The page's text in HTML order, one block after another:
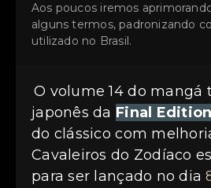
Aos poucos iremos
alguns termos, padronizando
utilizado no Brasil.
O volume 14 do mangá
japonês da Final Edition
do clássico com
Cavaleiros do Zodíaco
para ser lançado no dia